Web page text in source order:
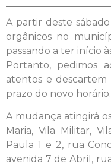
A partir deste
orgânicos no
passando a ter início
Portanto, pedimos
atentos e descartem
prazo do novo horário.
A mudança atingirá
Maria, Vila Militar,
Paula 1 e 2, rua
avenida 7 de Abril,